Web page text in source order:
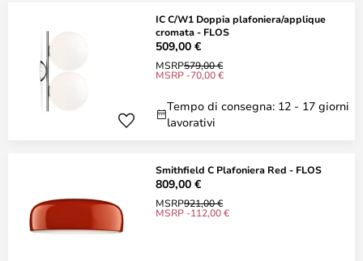
IC C/W1 Doppia plafoniera/applique
cromata - FLOS
509,00 €
MSRP579,00 €
MSRP -70,00 €
Tempo di consegna: 12 - 17 giorni
lavorativi
Smithfield C Plafoniera Red - FLOS
809,00 €
MSRP921,00 €
MSRP -112,00 €